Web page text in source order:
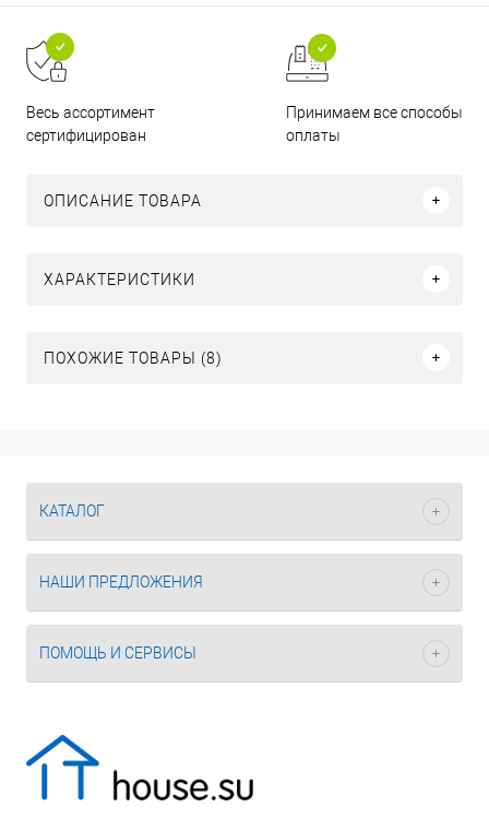
Весь ассортимент
сертифицирован
Принимаем все способы
оплаты
ОПИСАНИЕ ТОВАРА
ХАРАКТЕРИСТИКИ
ПОХОЖИЕ ТОВАРЫ (8)
КАТАЛОГ
НАШИ ПРЕДЛОЖЕНИЯ
ПОМОЩЬ И СЕРВИСЫ